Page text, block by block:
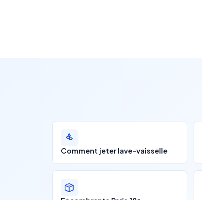
Comment jeter lave-vaisselle